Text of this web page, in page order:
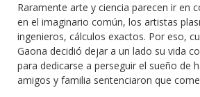
Raramente arte y ciencia parecen ir en
en el imaginario común, los artistas
ingenieros, cálculos exactos. Por eso,
Gaona decidió dejar a un lado su vida
para dedicarse a perseguir el sueño de
amigos y familia sentenciaron que